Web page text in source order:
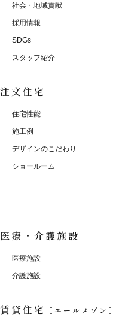
社会・地域貢献
採用情報
SDGs
スタッフ紹介
注文住宅
住宅性能
施工例
デザインのこだわり
ショールーム
医療・介護施設
医療施設
介護施設
賃貸住宅 ［エールメゾン］